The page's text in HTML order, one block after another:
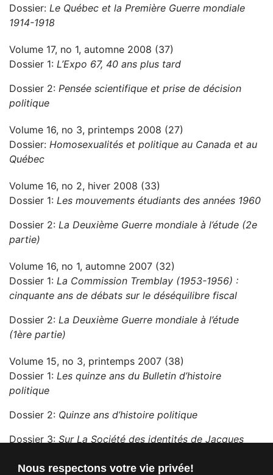
Nous respectons votre vie privée!
Dossier: Le Québec et la Première Guerre mondiale
1914-1918
Volume 17, no 1, automne 2008 (37)
Dossier 1: L’Expo 67, 40 ans plus tard
Dossier 2: Pensée scientifique et prise de décision
politique
Volume 16, no 3, printemps 2008 (27)
Dossier: Homosexualités et politique au Canada et au
Québec
Volume 16, no 2, hiver 2008 (33)
Dossier 1: Les mouvements étudiants des années 1960
Dossier 2: La Deuxième Guerre mondiale à l’étude (2e
partie)
Volume 16, no 1, automne 2007 (32)
Dossier 1: La Commission Tremblay (1953-1956) :
cinquante ans de débats sur le déséquilibre fiscal
Dossier 2: La Deuxième Guerre mondiale à l’étude
(1ère partie)
Volume 15, no 3, printemps 2007 (38)
Dossier 1: Les quinze ans du Bulletin d’histoire
politique
Dossier 2: Quinze ans d’histoire politique
Dossier 3: Sur La Société des identités de Jacques